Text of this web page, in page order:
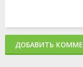
ДОБАВИТЬ